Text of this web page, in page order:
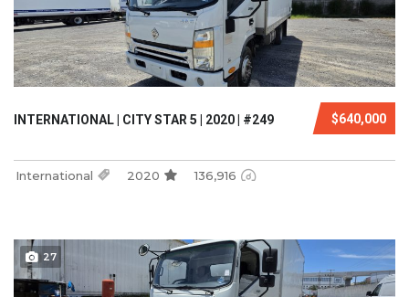
$640,000
INTERNATIONAL | CITY STAR 5 | 2020 | #249
International 2020 136,916
27